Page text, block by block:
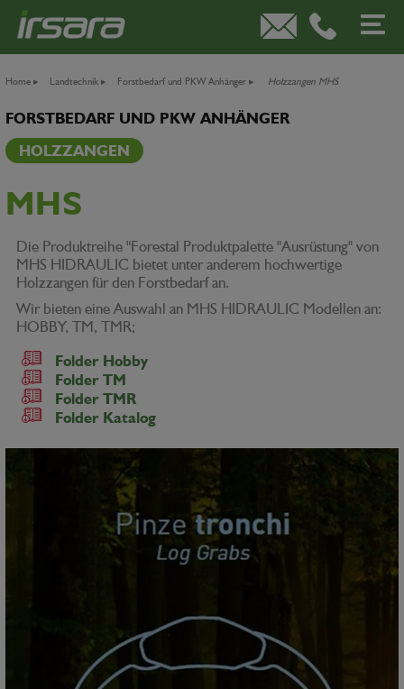
Home ▸ Landtechnik ▸ Forstbedarf und PKW Anhänger ▸ Holzzangen MHS
FORSTBEDARF UND PKW ANHÄNGER
HOLZZANGEN
MHS
Die Produktreihe "Forestal Produktpalette "Ausrüstung" von
MHS HIDRAULIC bietet unter anderem hochwertige
Holzzangen für den Forstbedarf an.
Wir bieten eine Auswahl an MHS HIDRAULIC Modellen an:
HOBBY, TM, TMR;
Folder Hobby
Folder TM
Folder TMR
Folder Katalog